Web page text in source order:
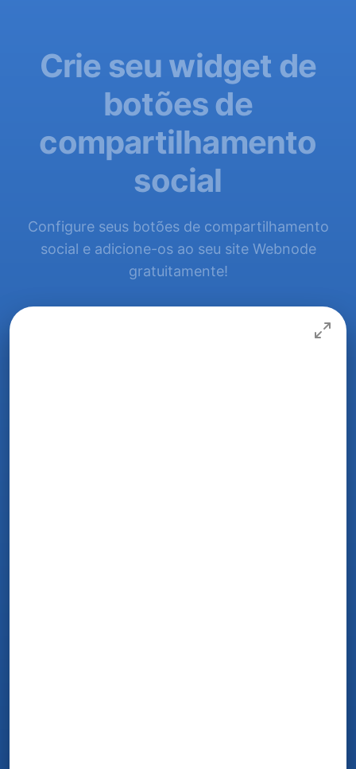
Crie seu widget de
botões de
compartilhamento
social
Configure seus botões de compartilhamento
social e adicione-os ao seu site Webnode
gratuitamente!